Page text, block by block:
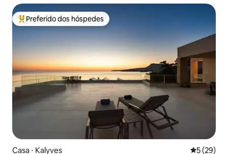
Entre os melhores preferidos dos hóspedes
Preferido dos hóspedes
Casa ⋅ Kalyves 5 de uma
5 (29)